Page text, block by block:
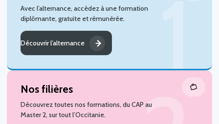
Avec l’alternance, accèdez à une formation
diplômante, gratuite et rémunérée.
Découvrir l’alternance
Nos filières
Découvrez toutes nos formations, du CAP au
Master 2, sur tout l’Occitanie.